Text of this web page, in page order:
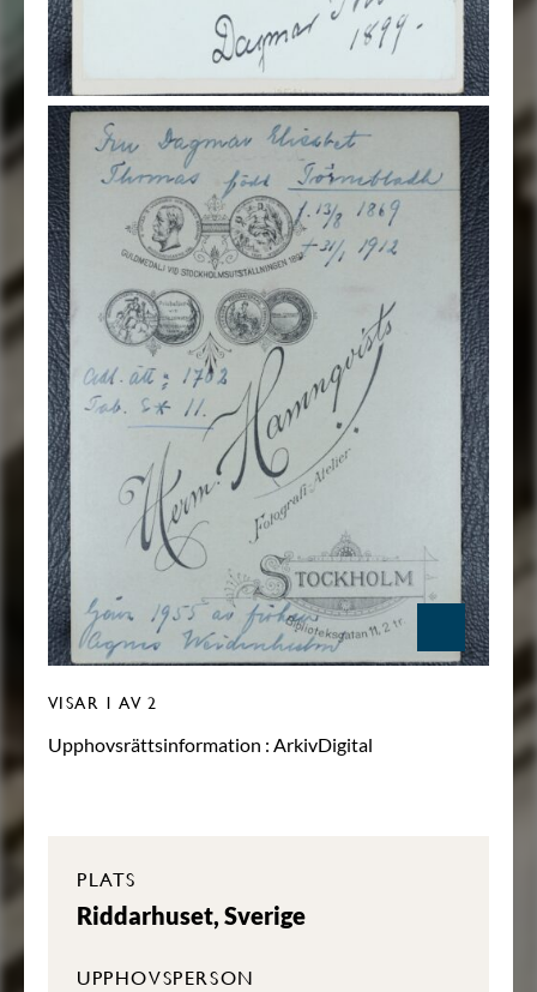
VISAR 1 AV 2
Upphovsrättsinformation : ArkivDigital
PLATS
Riddarhuset, Sverige
UPPHOVSPERSON